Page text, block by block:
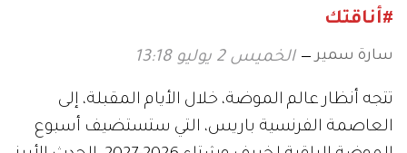
#أناقتك
سارة سمير الخميس 2 يوليو 13:18
تتجه أنظار عالم الموضة، خلال الأيام المقبلة، إلى
العاصمة الفرنسية باريس، التي ستستضيف أسبوع